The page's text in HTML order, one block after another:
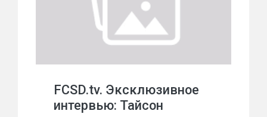
FCSD.tv. Эксклюзивное
интервью: Тайсон